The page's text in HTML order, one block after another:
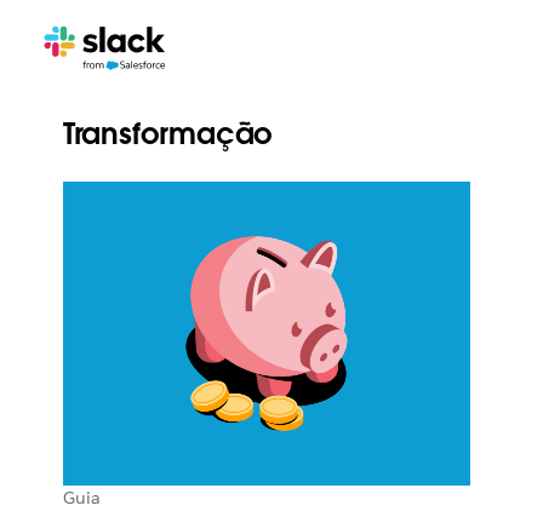
Transformação
Guia